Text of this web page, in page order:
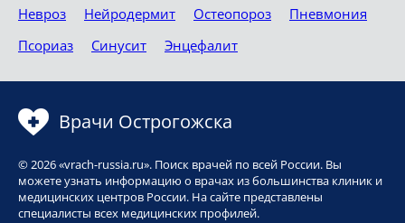
Невроз
Нейродермит Остеопороз
Пневмония
Псориаз
Синусит Энцефалит
Врачи Острогожска
© 2026 «vrach-russia.ru». Поиск врачей по всей России. Вы
можете узнать информацию о врачах из большинства клиник и
медицинских центров России. На сайте представлены
специалисты всех медицинских профилей.